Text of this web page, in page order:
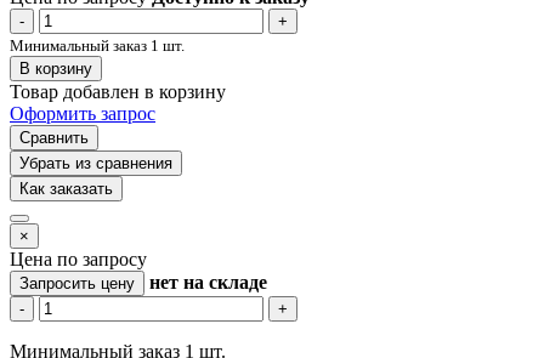
-
+
Минимальный заказ 1 шт.
В корзину
Товар добавлен в корзину
Оформить запрос
Сравнить
Убрать из сравнения
Как заказать
×
Цена по запросу
Запросить цену нет на складе
- +
Минимальный заказ 1 шт.